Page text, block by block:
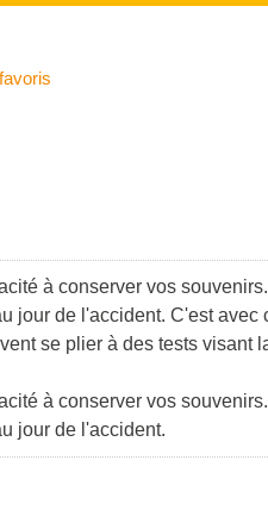
à conserver vos
jour de l'accident. C'est
se plier à des tests visant
à conserver vos
jour de l'accident.